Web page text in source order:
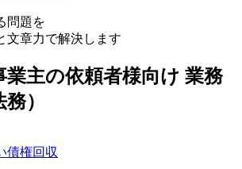
問題を
文章力で解決します
業主の依頼者様向け 業務
）
債権回収